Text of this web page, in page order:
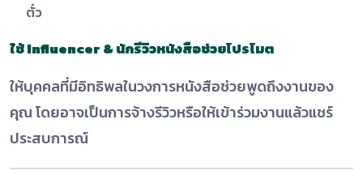
ตั๋ว
ใช้ Influencer & นักรีวิวหนังสือช่วยโปรโมต
ให้บุคคลที่มีอิทธิพลในวงการหนังสือช่วยพูดถึงงานของ
คุณ โดยอาจเป็นการจ้างรีวิวหรือให้เข้าร่วมงานแล้วแชร์
ประสบการณ์